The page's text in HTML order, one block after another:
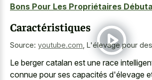
Bons Pour Les Propriétaires
Caractéristiques
Source: youtube.com L'élevage pour
Le berger catalan est une race
connue pour ses capacités d'élevage